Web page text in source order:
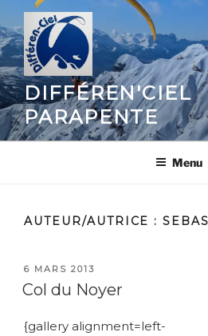
Aller
au
contenu
principal
DIFFÉREN'CIEL
PARAPENTE
Menu
AUTEUR/AUTRICE :
PUBLIÉ
LE
6 MARS 2013
Col du Noyer
{gallery alignment=left-